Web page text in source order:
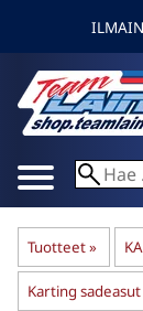
Tuotteet‪»
Karting sadeasut